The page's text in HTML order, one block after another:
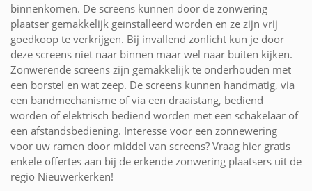
binnenkomen. De screens kunnen door de zonwering
plaatser gemakkelijk geïnstalleerd worden en ze zijn vrij
goedkoop te verkrijgen. Bij invallend zonlicht kun je door
deze screens niet naar binnen maar wel naar buiten kijken.
Zonwerende screens zijn gemakkelijk te onderhouden met
een borstel en wat zeep. De screens kunnen handmatig, via
een bandmechanisme of via een draaistang, bediend
worden of elektrisch bediend worden met een schakelaar of
een afstandsbediening. Interesse voor een zonnewering
voor uw ramen door middel van screens? Vraag hier gratis
enkele offertes aan bij de erkende zonwering plaatsers uit de
regio Nieuwerkerken!